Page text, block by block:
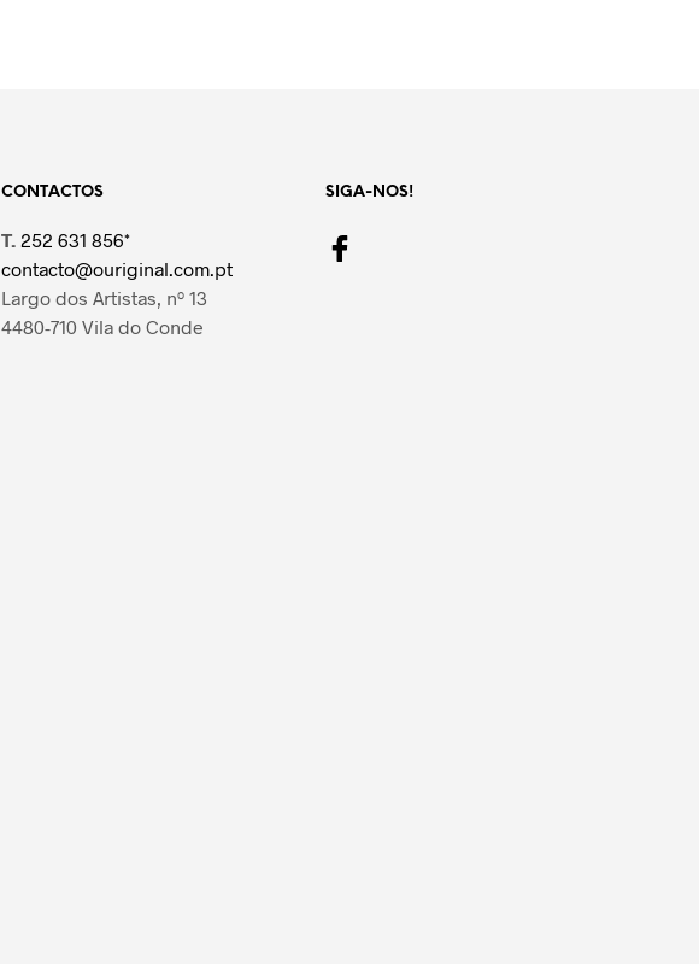
CONTACTOS
T. 252 631 856*
contacto@ouriginal.com.pt
Largo dos Artistas, nº 13
4480-710 Vila do Conde
SIGA-NOS!